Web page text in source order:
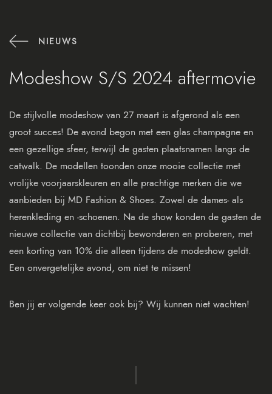
NIEUWS
Modeshow S/S 2024 aftermovie
De stijlvolle modeshow van 27 maart is afgerond als een
groot succes! De avond begon met een glas champagne en
een gezellige sfeer, terwijl de gasten plaatsnamen langs de
catwalk. De modellen toonden onze mooie collectie met
vrolijke voorjaarskleuren en alle prachtige merken die we
aanbieden bij MD Fashion & Shoes. Zowel de dames- als
herenkleding en -schoenen. Na de show konden de gasten de
nieuwe collectie van dichtbij bewonderen en proberen, met
een korting van 10% die alleen tijdens de modeshow geldt.
Een onvergetelijke avond, om niet te missen!
Ben jij er volgende keer ook bij? Wij kunnen niet wachten!